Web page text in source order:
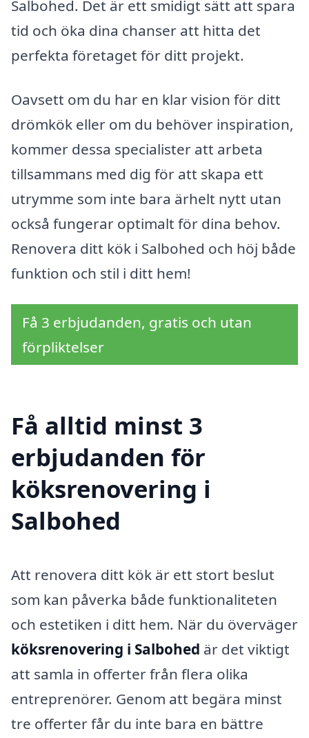
Salbohed. Det är ett smidigt sätt att spara
tid och öka dina chanser att hitta det
perfekta företaget för ditt projekt.
Oavsett om du har en klar vision för ditt
drömkök eller om du behöver inspiration,
kommer dessa specialister att arbeta
tillsammans med dig för att skapa ett
utrymme som inte bara ärhelt nytt utan
också fungerar optimalt för dina behov.
Renovera ditt kök i Salbohed och höj både
funktion och stil i ditt hem!
Få 3 erbjudanden, gratis och utan
förpliktelser
Få alltid minst 3
erbjudanden för
köksrenovering i
Salbohed
Att renovera ditt kök är ett stort beslut
som kan påverka både funktionaliteten
och estetiken i ditt hem. När du överväger
köksrenovering i Salbohed är det viktigt
att samla in offerter från flera olika
entreprenörer. Genom att begära minst
tre offerter får du inte bara en bättre